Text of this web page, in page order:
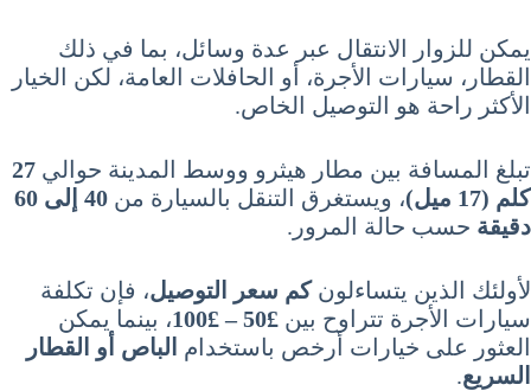
يمكن للزوار الانتقال عبر عدة وسائل، بما في ذلك
القطار، سيارات الأجرة، أو الحافلات العامة، لكن الخيار
الأكثر راحة هو التوصيل الخاص.
تبلغ المسافة بين مطار هيثرو ووسط المدينة حوالي 27
كلم (17 ميل)
، ويستغرق التنقل بالسيارة من
40 إلى 60
دقيقة حسب حالة المرور.
لأولئك الذين يتساءلونكم سعر التوصيل، فإن تكلفة
سيارات الأجرة تتراوح بين £50 – £100
، بينما يمكن
العثور على خيارات أرخص باستخدام الباص أو القطار
السريع.